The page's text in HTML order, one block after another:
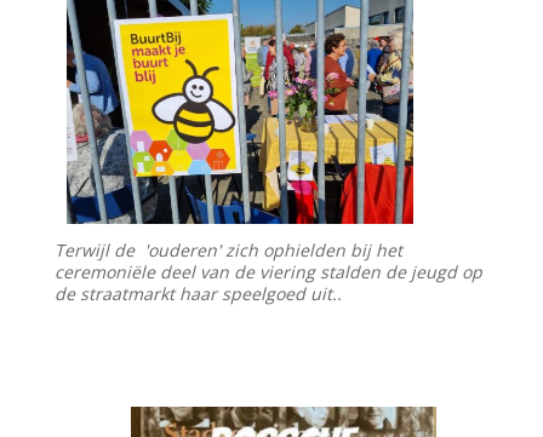
Terwijl de 'ouderen' zich ophielden bij het
ceremoniële deel van de viering stalden de jeugd op
de straatmarkt haar speelgoed uit..